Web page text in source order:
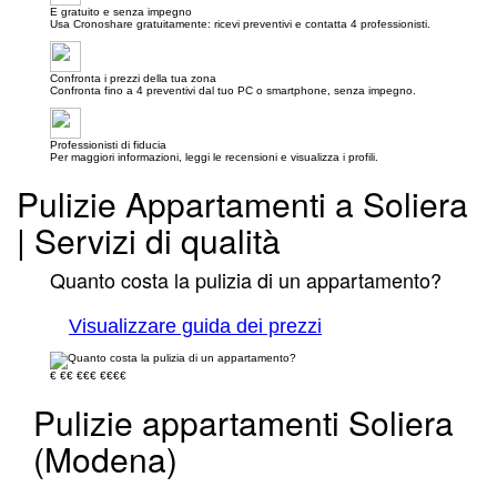
E gratuito e senza impegno
Usa Cronoshare gratuitamente: ricevi preventivi e contatta 4 professionisti.
Confronta i prezzi della tua zona
Confronta fino a 4 preventivi dal tuo PC o smartphone, senza impegno.
Professionisti di fiducia
Per maggiori informazioni, leggi le recensioni e visualizza i profili.
Pulizie Appartamenti a Soliera
| Servizi di qualità
Quanto costa la pulizia di un appartamento?
Visualizzare guida dei prezzi
€ €€ €€€ €€€€
Pulizie appartamenti Soliera
(Modena)